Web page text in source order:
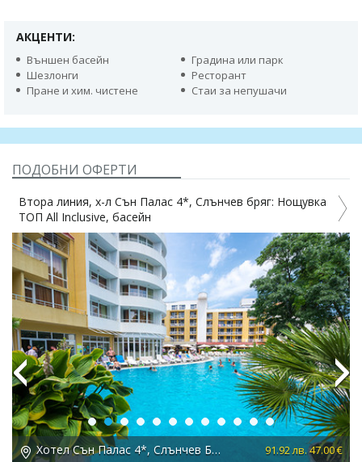
АКЦЕНТИ:
Външен басейн
Градина или парк
Шезлонги
Ресторант
Пране и хим. чистене
Стаи за непушачи
ПОДОБНИ ОФЕРТИ
Втора линия, х-л Сън Палас 4*, Слънчев бряг: Нощувка
ТОП All Inclusive, басейн
Хотел Сън Палас 4*, Слънчев Бряг 91.92 лв. 47.00 €
Previous Next